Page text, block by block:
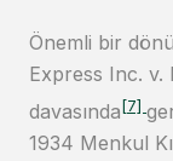
Önemli bir
Express Inc. v.
davasında[7]
1934 Menkul